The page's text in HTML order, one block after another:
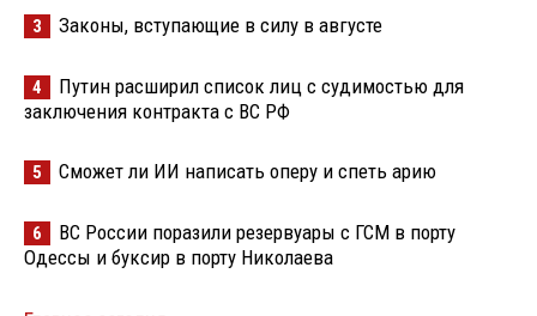
3 Законы, вступающие в силу в августе
4
Путин расширил список лиц с судимостью для
заключения контракта с ВС РФ
5 Сможет ли ИИ написать оперу и спеть арию
6
ВС России поразили резервуары с ГСМ в порту
Одессы и буксир в порту Николаева